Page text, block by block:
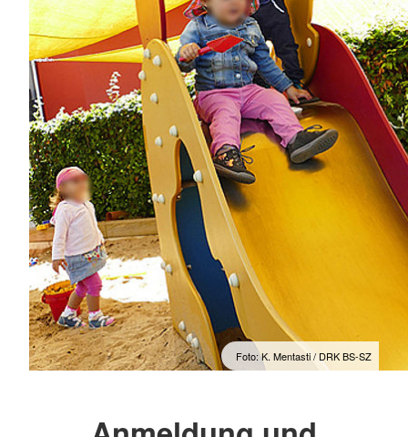
Foto: K. Mentasti / DRK BS-SZ